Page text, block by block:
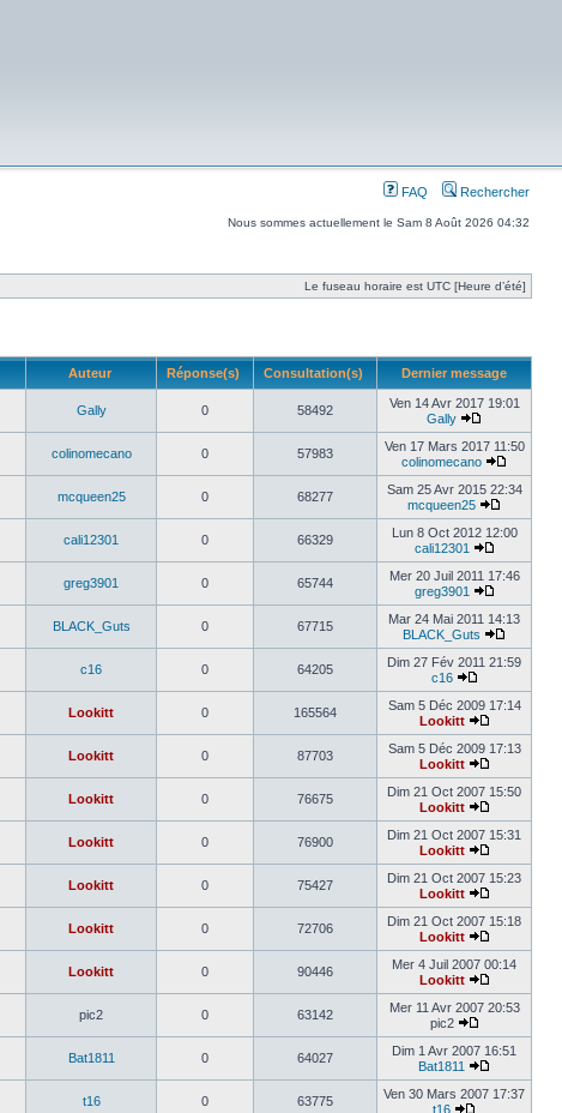
FAQ Rechercher
Nous sommes actuellement le Sam 8 Août 2026 04:32
Le fuseau horaire est UTC [Heure d’été]
Auteur Réponse(s) Consultation(s) Dernier message
Gally 0 58492
Ven 14 Avr 2017 19:01
Gally
colinomecano 0 57983
Ven 17 Mars 2017 11:50
colinomecano
mcqueen25 0 68277
Sam 25 Avr 2015 22:34
mcqueen25
cali12301 0 66329
Lun 8 Oct 2012 12:00
cali12301
greg3901 0 65744
Mer 20 Juil 2011 17:46
greg3901
BLACK_Guts 0 67715
Mar 24 Mai 2011 14:13
BLACK_Guts
c16 0 64205
Dim 27 Fév 2011 21:59
c16
Lookitt 0 165564
Sam 5 Déc 2009 17:14
Lookitt
Lookitt 0 87703
Sam 5 Déc 2009 17:13
Lookitt
Lookitt 0 76675
Dim 21 Oct 2007 15:50
Lookitt
Lookitt 0 76900
Dim 21 Oct 2007 15:31
Lookitt
Lookitt 0 75427
Dim 21 Oct 2007 15:23
Lookitt
Lookitt 0 72706
Dim 21 Oct 2007 15:18
Lookitt
Lookitt 0 90446
Mer 4 Juil 2007 00:14
Lookitt
pic2 0 63142
Mer 11 Avr 2007 20:53
pic2
Bat1811 0 64027
Dim 1 Avr 2007 16:51
Bat1811
t16 0 63775
Ven 30 Mars 2007 17:37
t16